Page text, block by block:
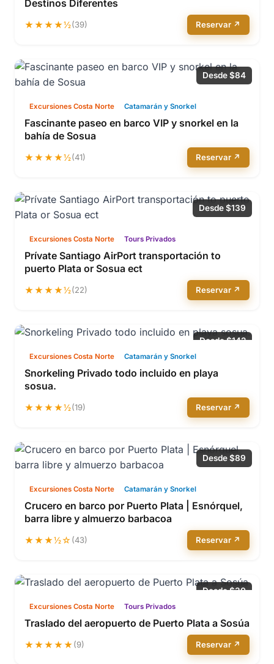
Destinos Diferentes
★★★★½(39) Reservar ↗
Desde $84
Excursiones Costa Norte Catamarán y Snorkel
Fascinante paseo en barco VIP y snorkel en la
bahía de Sosua
★★★★½(41) Reservar ↗
Desde $139
Excursiones Costa Norte Tours Privados
Prívate Santiago AirPort transportación to
puerto Plata or Sosua ect
★★★★½(22) Reservar ↗
Desde $142
Excursiones Costa Norte Catamarán y Snorkel
Snorkeling Privado todo incluido en playa
sosua.
★★★★½(19) Reservar ↗
Desde $89
Excursiones Costa Norte Catamarán y Snorkel
Crucero en barco por Puerto Plata | Esnórquel,
barra libre y almuerzo barbacoa
★★★½☆(43) Reservar ↗
Desde $30
Excursiones Costa Norte Tours Privados
Traslado del aeropuerto de Puerto Plata a Sosúa
★★★★★(9) Reservar ↗